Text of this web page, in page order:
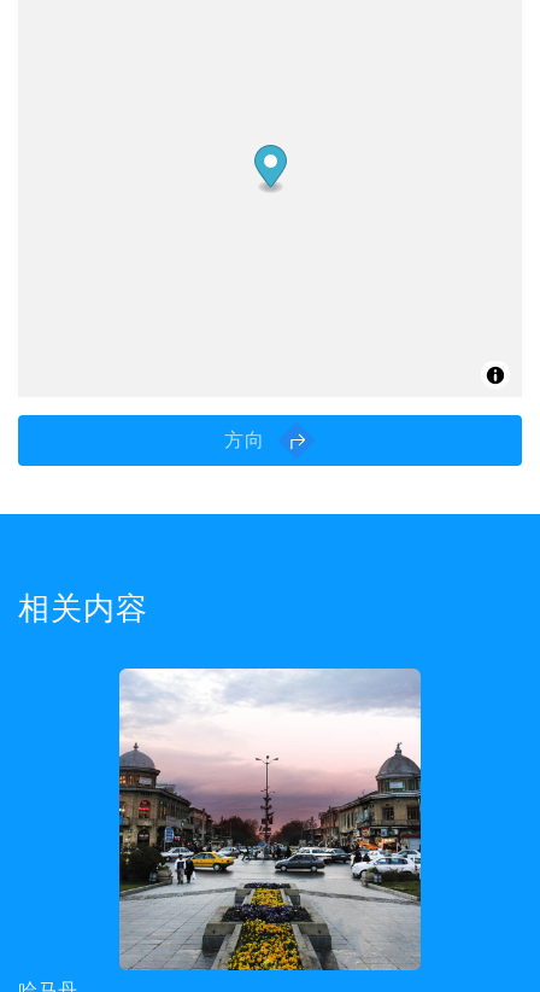
方向
相关内容